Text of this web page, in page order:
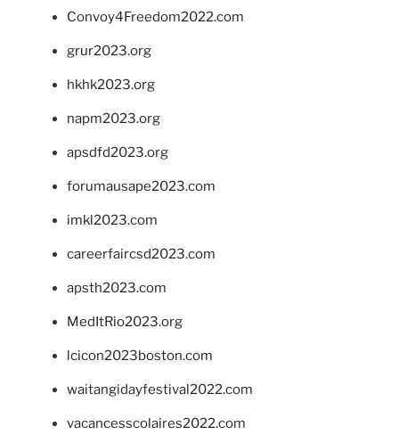
Convoy4Freedom2022.com
grur2023.org
hkhk2023.org
napm2023.org
apsdfd2023.org
forumausape2023.com
imkl2023.com
careerfaircsd2023.com
apsth2023.com
MedItRio2023.org
lcicon2023boston.com
waitangidayfestival2022.com
vacancesscolaires2022.com